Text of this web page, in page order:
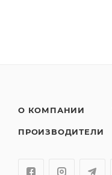
О КОМПАНИИ
ПРОИЗВОДИТЕЛИ